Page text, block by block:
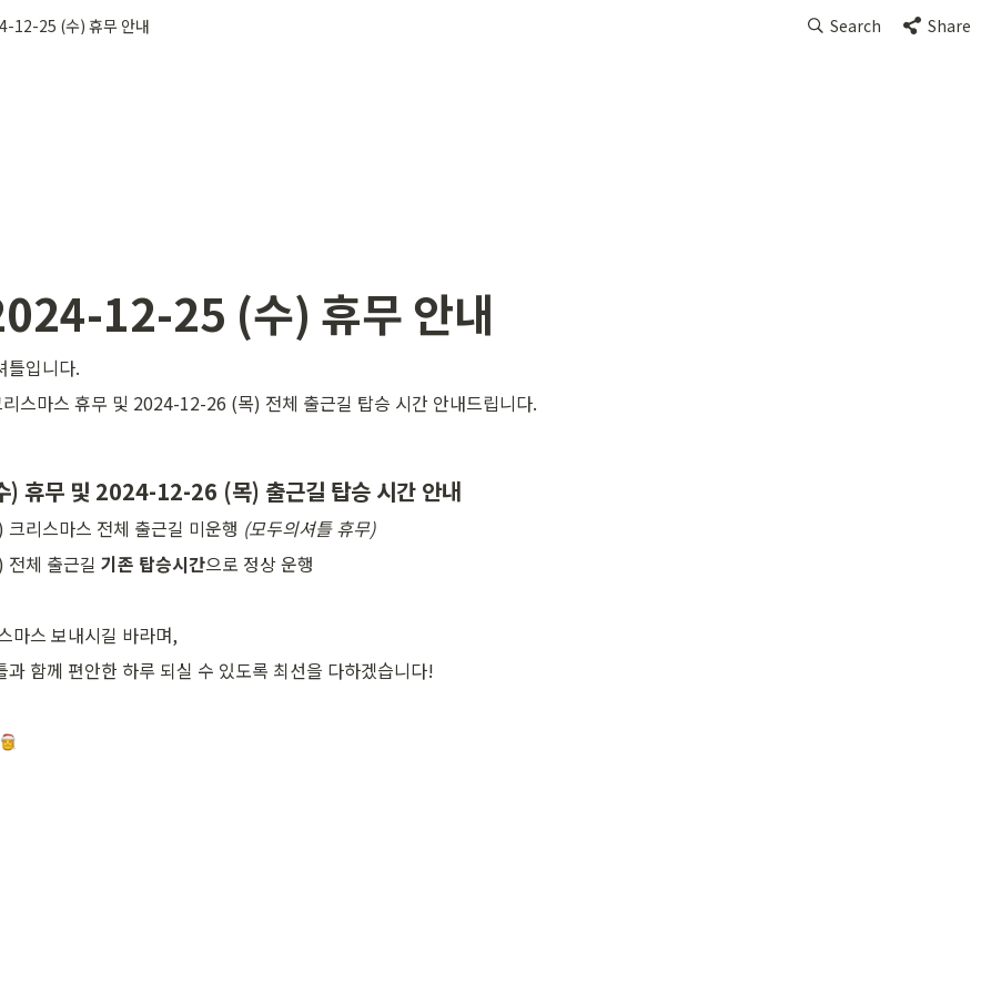
12-25 (수) 휴무 안내 Search Share
12-25 (수) 휴무 안내
틀입니다.
스마스 휴무 및 2024-12-26 (목) 전체 출근길 탑승 시간 안내드립니다.
휴무 및 2024-12-26 (목) 출근길 탑승 시간 안내
리스마스 전체 출근길 미운행 (모두의셔틀 휴무)
체 출근길 기존 탑승시간으로 정상 운행
마스 보내시길 바라며,
과 함께 편안한 하루 되실 수 있도록 최선을 다하겠습니다!